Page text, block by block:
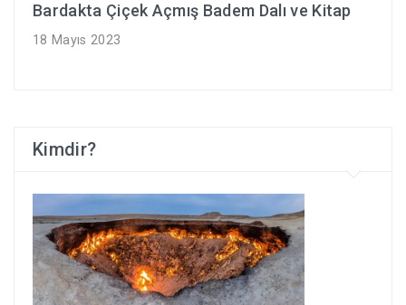
Bardakta Çiçek Açmış Badem Dalı ve Kitap
18 Mayıs 2023
Kimdir?